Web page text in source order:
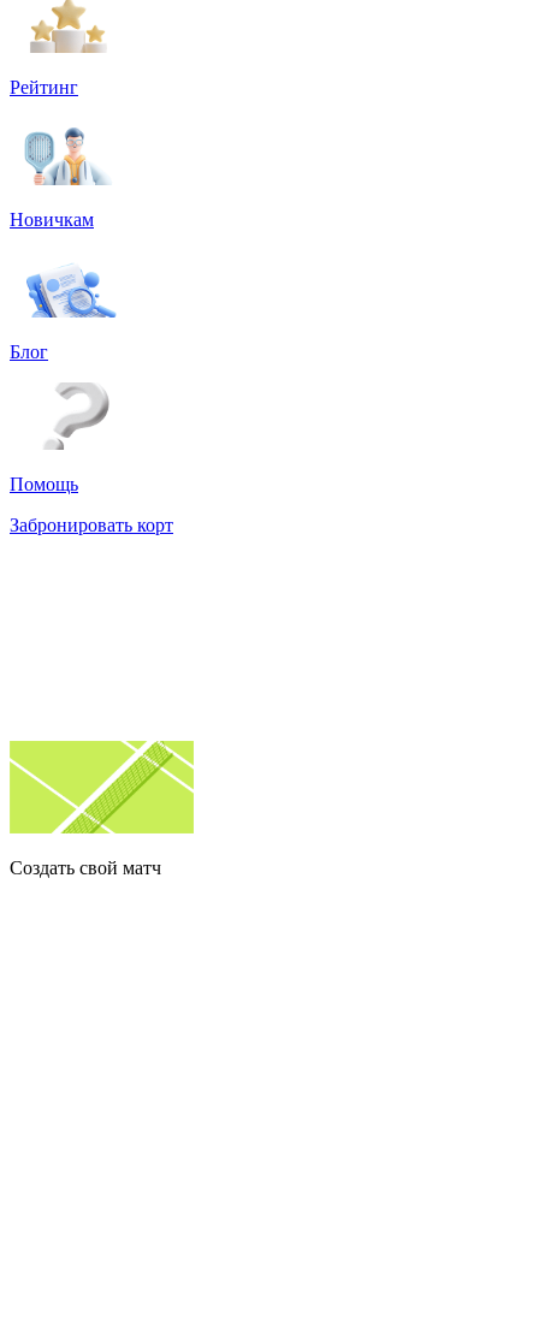
Рейтинг
Новичкам
Блог
Помощь
Забронировать корт
Создать свой матч